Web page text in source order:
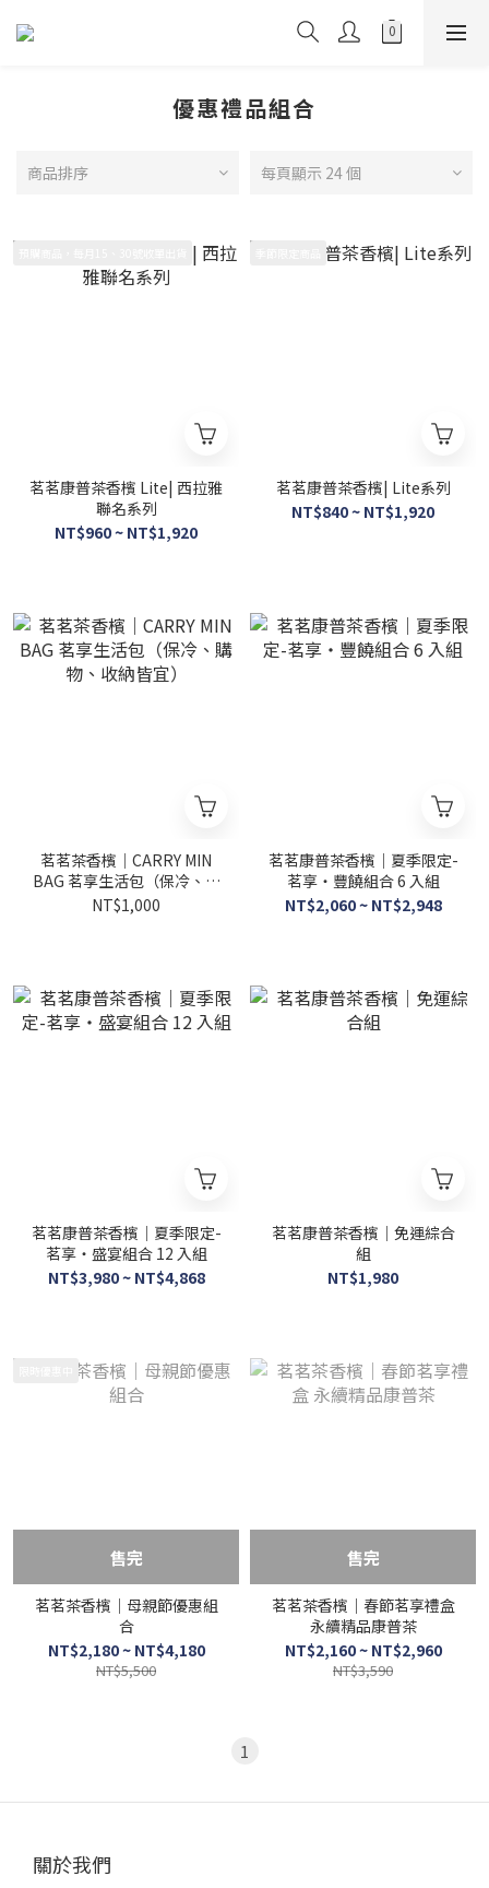
優惠禮品組合
商品排序 每頁顯示 24 個
茗茗康普茶香檳 Lite| 西拉雅
聯名系列
NT$960 ~ NT$1,920
茗茗康普茶香檳| Lite系列
NT$840 ~ NT$1,920
茗茗茶香檳｜CARRY MIN
BAG 茗享生活包（保冷、購
物、收納皆宜）
NT$1,000
茗茗康普茶香檳｜夏季限定-
茗享・豐饒組合 6 入組
NT$2,060 ~ NT$2,948
茗茗康普茶香檳｜夏季限定-
茗享・盛宴組合 12 入組
NT$3,980 ~ NT$4,868
茗茗康普茶香檳｜免運綜合
組
NT$1,980
售完
茗茗茶香檳｜母親節優惠組
合
NT$2,180 ~ NT$4,180
NT$5,500
售完
茗茗茶香檳｜春節茗享禮盒
永續精品康普茶
NT$2,160 ~ NT$2,960
NT$3,590
1
關於我們